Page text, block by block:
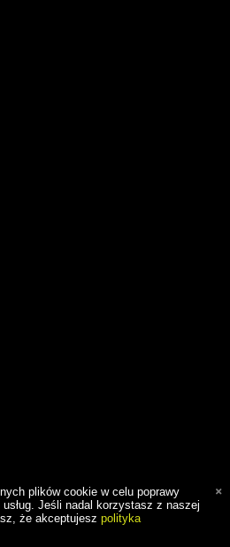
plików cookie w celu poprawy
Jeśli nadal korzystasz z naszej
że akceptujesz polityka